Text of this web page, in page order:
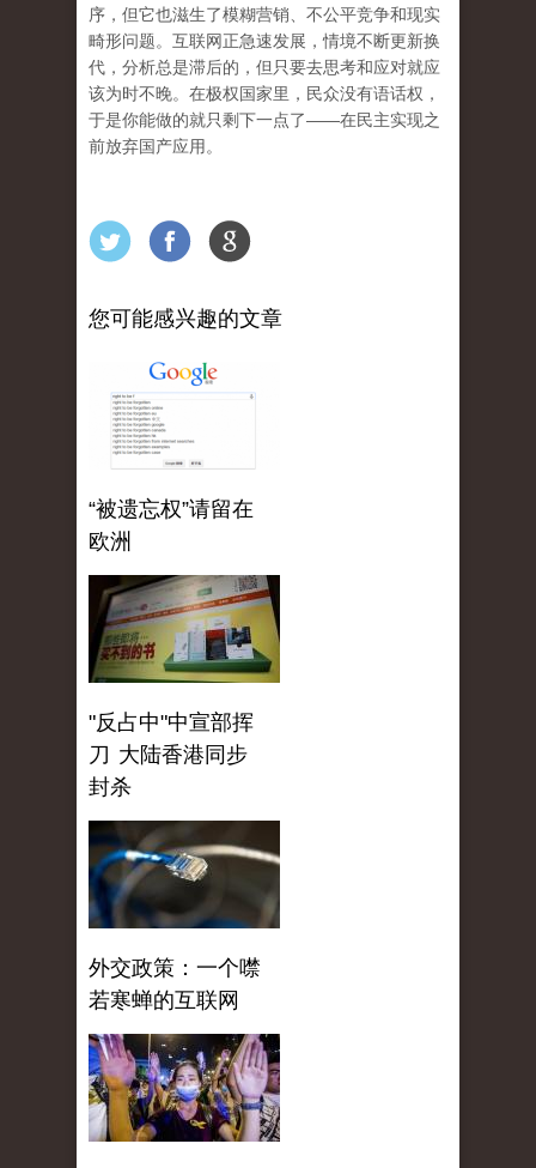
序，但它也滋生了模糊营销、不公平竞争和现实
畸形问题。互联网正急速发展，情境不断更新换
代，分析总是滞后的，但只要去思考和应对就应
该为时不晚。在极权国家里，民众没有语话权，
于是你能做的就只剩下一点了——在民主实现之
前放弃国产应用 。
您可能感兴趣的文章
“被遗忘权”请留在
欧洲
"反占中"中宣部挥
刀 大陆香港同步
封杀
外交政策：一个噤
若寒蝉的互联网